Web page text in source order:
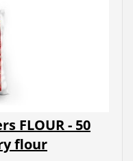
FLOUR - 50
flour